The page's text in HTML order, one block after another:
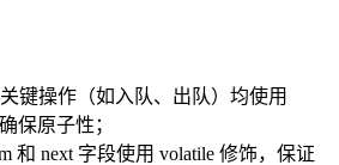
键操作（如入队、出队）均使用
保原子性；
和 next 字段使用 volatile 修饰，保证